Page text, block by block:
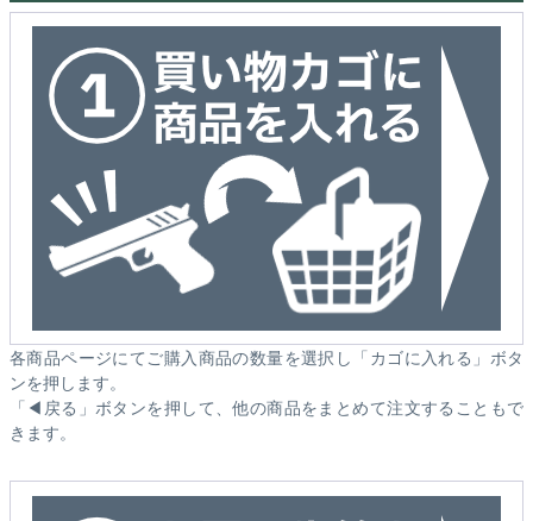
各商品ページにてご購入商品の数量を選択し「カゴに入れる」ボタ
ンを押します。
「◀戻る」ボタンを押して、他の商品をまとめて注文することもで
きます。